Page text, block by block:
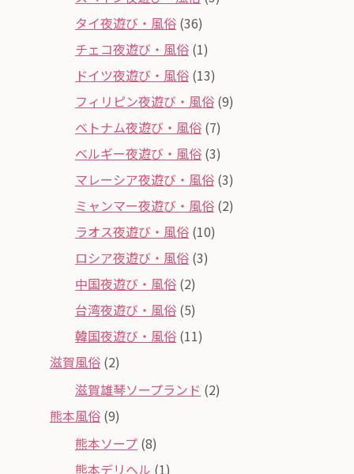
タイ夜遊び・風俗 (36)
チェコ夜遊び・風俗 (1)
ドイツ夜遊び・風俗 (13)
フィリピン夜遊び・風俗 (9)
ベトナム夜遊び・風俗 (7)
ベルギー夜遊び・風俗 (3)
マレーシア夜遊び・風俗 (3)
ミャンマー夜遊び・風俗 (2)
ラオス夜遊び・風俗 (10)
ロシア夜遊び・風俗 (3)
中国夜遊び・風俗 (2)
台湾夜遊び・風俗 (5)
韓国夜遊び・風俗 (11)
滋賀風俗 (2)
滋賀雄琴ソープランド (2)
熊本風俗 (9)
熊本ソープ (8)
熊本デリヘル (1)